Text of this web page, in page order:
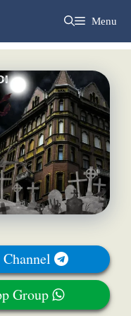
Menu
Group